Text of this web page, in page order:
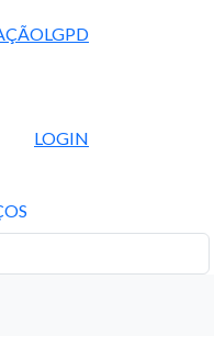
LGPD
LOGIN